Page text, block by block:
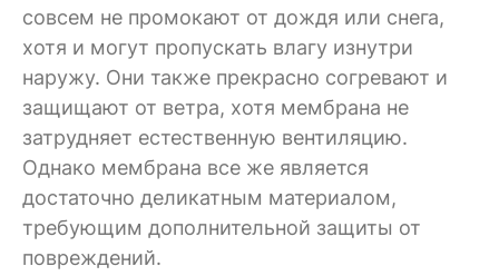
совсем не промокают от дождя или снега,
хотя и могут пропускать влагу изнутри
наружу. Они также прекрасно согревают и
защищают от ветра, хотя мембрана не
затрудняет естественную вентиляцию.
Однако мембрана все же является
достаточно деликатным материалом,
требующим дополнительной защиты от
повреждений.